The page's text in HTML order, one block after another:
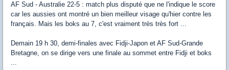
AF Sud - Australie 22-5 : match plus disputé que ne l'indique le score
car les aussies ont montré un bien meilleur visage qu'hier contre les
français. Mais les boks au 7, c'est vraiment très très fort ...
Demain 19 h 30, demi-finales avec Fidji-Japon et AF Sud-Grande
Bretagne, on se dirige vers une finale au sommet entre Fidji et boks
...